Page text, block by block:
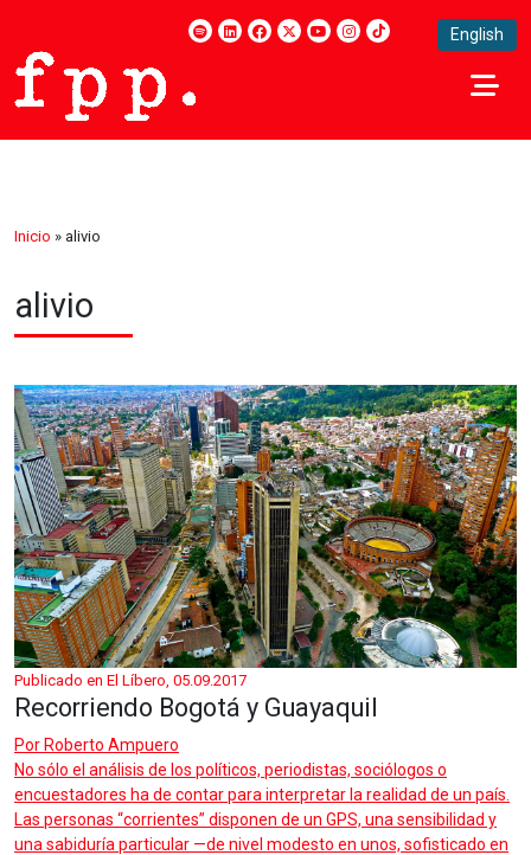
English
Inicio » alivio
alivio
Publicado en El Líbero, 05.09.2017
Recorriendo Bogotá y Guayaquil
PorRoberto Ampuero
No sólo el análisis de los políticos, periodistas, sociólogos o
encuestadores ha de contar para interpretar la realidad de un país.
Las personas “corrientes” disponen de un GPS, una sensibilidad y
una sabiduría particular —de nivel modesto en unos, sofisticado en